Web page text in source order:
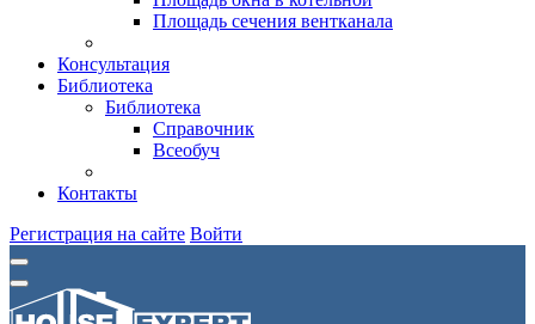
Площадь сечения вентканала
Консультация
Библиотека
Библиотека
Справочник
Всеобуч
Контакты
Регистрация на сайте Войти